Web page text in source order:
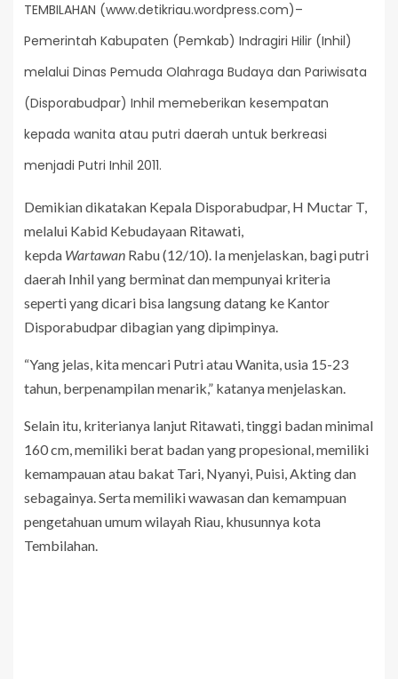
TEMBILAHAN (www.detikriau.wordpress.com)–
Pemerintah Kabupaten (Pemkab) Indragiri Hilir (Inhil)
melalui Dinas Pemuda Olahraga Budaya dan Pariwisata
(Disporabudpar) Inhil memeberikan kesempatan
kepada wanita atau putri daerah untuk berkreasi
menjadi Putri Inhil 2011.
Demikian dikatakan Kepala Disporabudpar, H Muctar T,
melalui Kabid Kebudayaan Ritawati,
kepda Wartawan Rabu (12/10). Ia menjelaskan, bagi putri
daerah Inhil yang berminat dan mempunyai kriteria
seperti yang dicari bisa langsung datang ke Kantor
Disporabudpar dibagian yang dipimpinya.
“Yang jelas, kita mencari Putri atau Wanita, usia 15-23
tahun, berpenampilan menarik,” katanya menjelaskan.
Selain itu, kriterianya lanjut Ritawati, tinggi badan minimal
160 cm, memiliki berat badan yang propesional, memiliki
kemampauan atau bakat Tari, Nyanyi, Puisi, Akting dan
sebagainya. Serta memiliki wawasan dan kemampuan
pengetahuan umum wilayah Riau, khusunnya kota
Tembilahan.